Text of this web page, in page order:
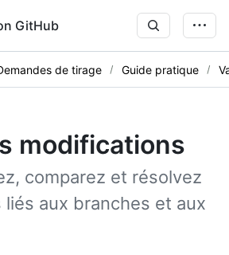
GitHub
de tirage Guide pratique
modifications
comparez et résolvez
aux branches et aux